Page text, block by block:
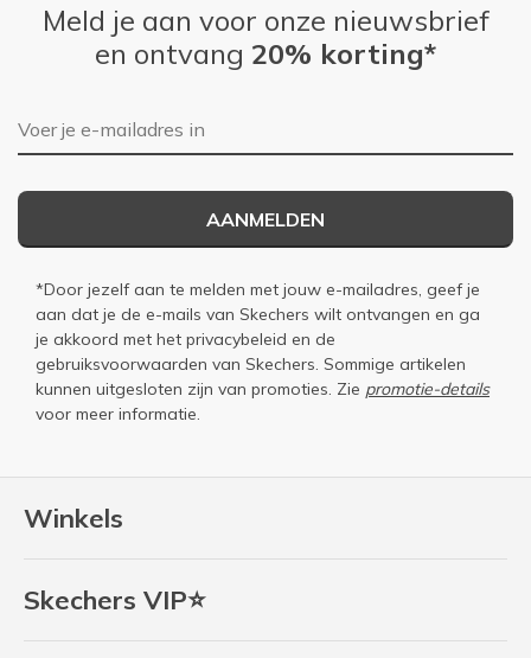
Winkels
Skechers VIP⭐
Meld je aan voor onze nieuwsbrief
en ontvang 20% korting*
E-mailadres
AANMELDEN
*Door jezelf aan te melden met jouw e-mailadres, geef je
aan dat je de e-mails van Skechers wilt ontvangen en ga
je akkoord met het privacybeleid en de
gebruiksvoorwaarden van Skechers. Sommige artikelen
kunnen uitgesloten zijn van promoties. Zie promotie-details
voor meer informatie.